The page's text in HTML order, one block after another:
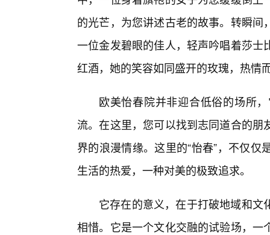
的光芒，为您讲述古老的故事。转瞬
一位金发碧眼的佳人，轻声吟唱着莎
红酒，她的笑容如同盛开的玫瑰，热情
欧美怡春院并非迎合低俗的场所
流。在这里，您可以找到志同道合的
界的浪漫情缘。这里的“怡春”，不仅
生活的热爱，一种对美的极致追求。
它存在的意义，在于打破地域和
相惜。它是一个文化交融的试验场，